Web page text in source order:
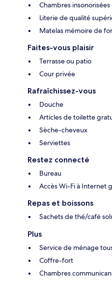
Chambres insonorisées
Literie de qualité
Matelas mémoire de
Faites-vous plaisir
Terrasse ou patio
Cour privée
Rafraîchissez-vous
Douche
Articles de toilette
Sèche-cheveux
Serviettes
Restez connecté
Bureau
Accès Wi-Fi à Internet
Repas et boissons
Sachets de thé/café
Plus
Service de ménage
Coffre-fort
Chambres